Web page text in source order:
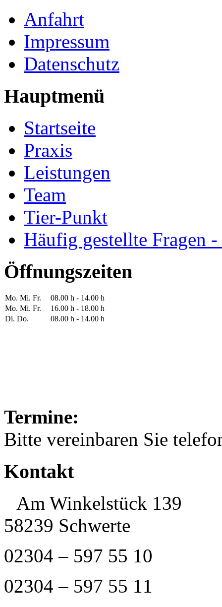
Anfahrt
Impressum
Datenschutz
Hauptmenü
Startseite
Praxis
Leistungen
Team
Tier-Punkt
Häufig gestellte Fragen
Öffnungszeiten
Mo. Mi. Fr.
08.00 h - 14.00 h
Mo. Mi. Fr.
16.00 h - 18.00 h
Di. Do.
08.00 h - 14.00 h
Termine:
Bitte vereinbaren Sie
Kontakt
Am Winkelstück 139
58239 Schwerte
02304 – 597 55 10
02304 – 597 55 11